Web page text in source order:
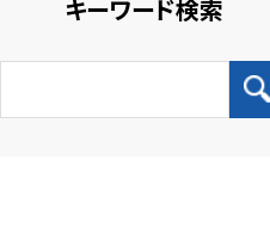
キーワード検索